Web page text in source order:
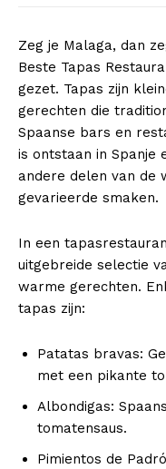
Zeg je Malaga, dan
Beste Tapas
gezet. Tapas zijn
gerechten die
Spaanse bars en
is ontstaan in Spanje
andere delen van de
gevarieerde smaken.
In een
uitgebreide selectie
warme gerechten.
tapas zijn:
Patatas bravas:
met een pikante
Albondigas:
tomatensaus.
Pimientos de